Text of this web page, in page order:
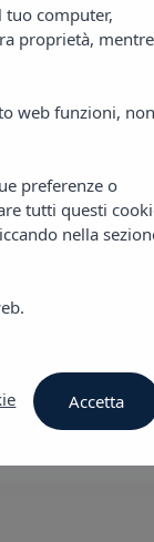
Studio
bagno
computer,
proprietà, mentre
web funzioni, non
preferenze o
tutti questi
nella
Accetta